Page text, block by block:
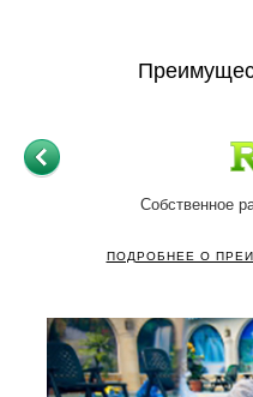
Собственное
ПОДРОБНЕЕ О